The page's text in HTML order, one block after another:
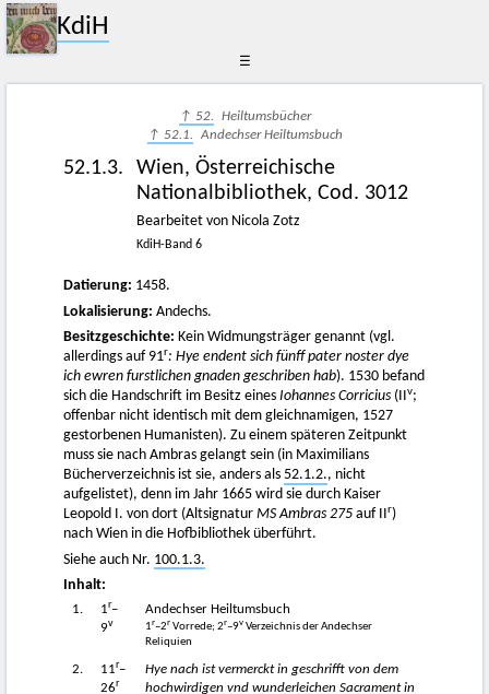
KdiH
☰
↑ 52. Heiltumsbücher
↑ 52.1. Andechser Heiltumsbuch
52.1.3.
Wien, Österreichische
Nationalbibliothek, Cod. 3012
Bearbeitet von Nicola Zotz
KdiH-Band 6
Datierung: 1458.
Lokalisierung: Andechs.
Besitzgeschichte: Kein Widmungsträger genannt (vgl.
allerdings auf 91r: Hye endent sich fünff pater noster dye
ich ewren furstlichen gnaden geschriben hab). 1530 befand
sich die Handschrift im Besitz eines Iohannes Corricius (IIv;
offenbar nicht identisch mit dem gleichnamigen, 1527
gestorbenen Humanisten). Zu einem späteren Zeitpunkt
muss sie nach Ambras gelangt sein (in Maximilians
Bücherverzeichnis ist sie, anders als 52.1.2., nicht
aufgelistet), denn im Jahr 1665 wird sie durch Kaiser
Leopold I. von dort (Altsignatur MS Ambras 275 auf IIr)
nach Wien in die Hofbibliothek überführt.
Siehe auch Nr. 100.1.3.
Inhalt:
1. 1r–
9v
Andechser Heiltumsbuch
1r–2r Vorrede; 2r–9v Verzeichnis der Andechser
Reliquien
2. 11r–
26r
Hye nach ist vermerckt in geschrifft von dem
hochwirdigen vnd wunderleichen Sacrament in